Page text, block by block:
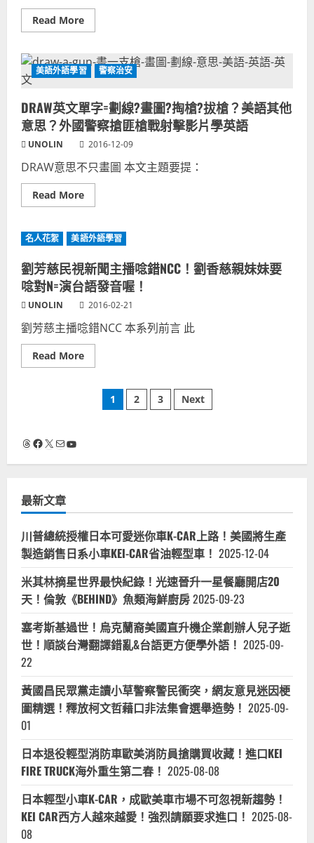
謠
音
樂
佛
斯
特
師
作
品
馬
美
國
統
夫
妻
加
哥
唸
法
差
異
影
片！
語
英
文
會
話
題！
誰
發
音
標
Read MoreRead
more
靜
翰-
台
國
兩
岸
際
勢-
美
國
人
美
師-
英
老
師
政
經
文
時
事
評
論-
討
美語外語學習 警察治安
DRAW英文單字=劃線?畫圖?掏槍?拔槍？美語其他
意思？外國警察搶匪槍戰射擊影片學英語
UNOLIN 2016-12-09
DRAW意思不只畫圖 本文主題要提：
Read MoreRead
more
英
文
字
=
劃
線?
畫
圖?
掏
槍?
拔
美
語
思？
片
學
英
語
名人花絮 美語外語學習
劉芳慈民視新聞主播唸錯NCC！劉香慈親妹妹要
唸對N=演台語發音喔！
UNOLIN 2016-02-21
劉芳慈主播唸錯NCC 本系列前言 此
Read MoreRead
more
播
香
親
妹
妹
要
唸
對
N=
演
台
語
發
音
喔！
文
分
1 2 3 Next
Threads
Facebook
X 電子郵件YouTube
最新文章
川普總統授權日本可愛迷你車K-CAR上路！美國將生產
製造銷售日系小車KEI-CAR省油輕型車！ 2025-12-04
米其林摘星世界最快紀錄！光速晉升一星餐廳開店20
天！倫敦《BEHIND》魚類海鮮廚房2025-09-23
塞考斯基過世！烏克蘭裔美國直升機企業創辦人兒子逝
世！順談台灣翻譯錯亂&台語更方便學外語！ 2025-09-
22
黃國昌民眾黨走讀小草警察警民衝突，網友意見迷因梗
圖精選！釋放柯文哲藉口非法集會選舉造勢！ 2025-09-
01
日本退役輕型消防車歐美消防員搶購買收藏！進口KEI
FIRE TRUCK海外重生第二春！ 2025-08-08
日本輕型小車K-CAR，成歐美車市場不可忽視新趨勢！
KEI CAR西方人越來越愛！強烈請願要求進口！ 2025-08-
08